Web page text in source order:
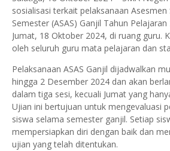
sosialisasi terkait pelaksanaan
Semester (ASAS) Ganjil Tahun
Jumat, 18 Oktober 2024, di ruang guru.
oleh seluruh guru mata pelajaran dan
Pelaksanaan ASAS Ganjil dijadwalkan
hingga 2 Desember 2024 dan akan
dalam tiga sesi, kecuali Jumat yang
Ujian ini bertujuan untuk mengevaluasi
siswa selama semester ganjil. Setiap
mempersiapkan diri dengan baik dan
ujian yang telah ditentukan.